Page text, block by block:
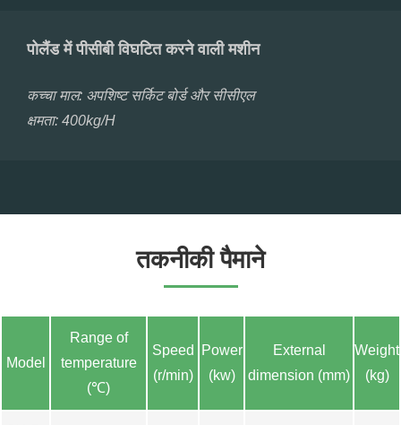
पोलैंड में पीसीबी विघटित करने वाली मशीन
कच्चा माल: अपशिष्ट सर्किट बोर्ड और सीसीएल
क्षमता: 400kg/H
तकनीकी पैमाने
Model
Range of
temperature
(℃)
Speed
(r/min)
Power
(kw)
External
dimension (mm)
Weight
(kg)